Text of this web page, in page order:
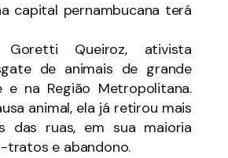
capital pernambucana terá
Queiroz, ativista
de animais de grande
e na Região Metropolitana.
animal, ela já retirou mais
das ruas, em sua maioria
tratos e abandono.